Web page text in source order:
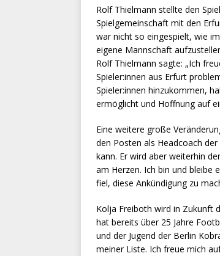
Rolf Thielmann stellte den
Spielgemeinschaft mit den
war nicht so eingespielt, wie
eigene Mannschaft
Rolf Thielmann sagte: „Ich
Spieler:innen aus Erfurt
Spieler:innen hinzukommen,
ermöglicht und Hoffnung auf
Eine weitere große
den Posten als Headcoach
kann. Er wird aber weiterhin
am Herzen. Ich bin und bleibe
fiel, diese Ankündigung zu
Kolja Freiboth wird in Zukunft
hat bereits über 25 Jahre
und der Jugend der Berlin
meiner Liste. Ich freue mich